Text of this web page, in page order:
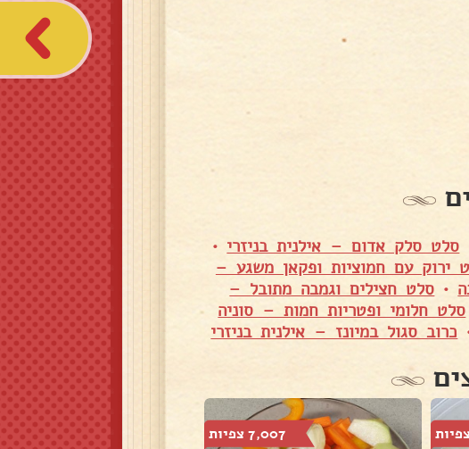
סלט סלק אדום – אילנית בניזרי •
ירוק עם חמוציות ופקאן משגע –
• סלט חצילים וגמבה מתובל –
סלט חלומי ופטריות חמות – סוניה
כרוב סגול במיונז – אילנית בניזרי
7,007 צפיות